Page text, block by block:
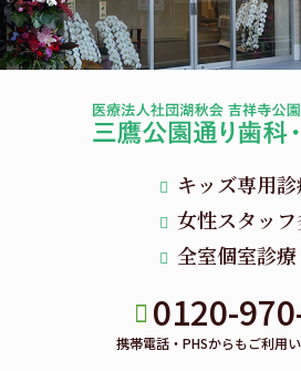
キッズ専用
女性スタッ
全室個室診療
0120-
携帯電話・PHSからもご利用い